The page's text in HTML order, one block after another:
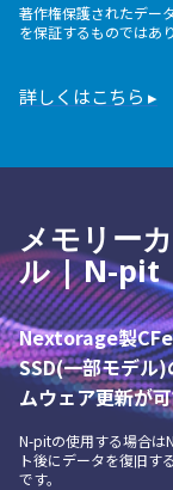
著作権保護されたデー
を保証するものではあ
詳しくはこちら ▸
メモリー
ル | N-pit
Nextorage製
SSD(一部モデル
ムウェア更新が
N-pitの使用する場合は
ト後にデータを復旧す
です。